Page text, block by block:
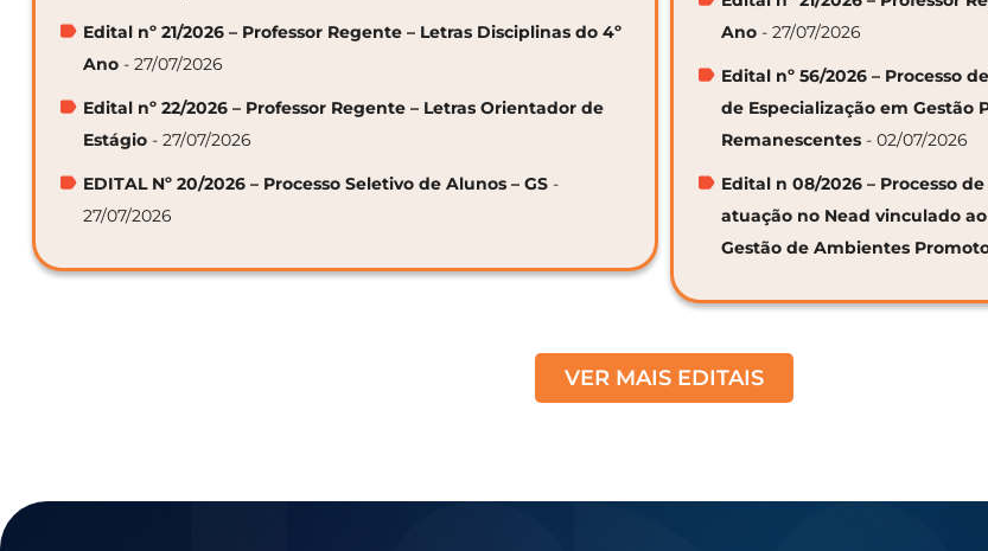
Edital nº 21/2026 – Professor Regente – Letras Disciplinas do 4º
Ano - 27/07/2026
Edital nº 22/2026 – Professor Regente – Letras Orientador de
Estágio - 27/07/2026
EDITAL Nº 20/2026 – Processo Seletivo de Alunos – GS -
27/07/2026
Ano - 27/07/2026
Edital nº 56/2026 – Processo
de Especialização em Gestão
Remanescentes - 02/07/2026
Edital n 08/2026 – Processo
atuação no Nead vinculado
Gestão de Ambientes
VER MAIS EDITAIS